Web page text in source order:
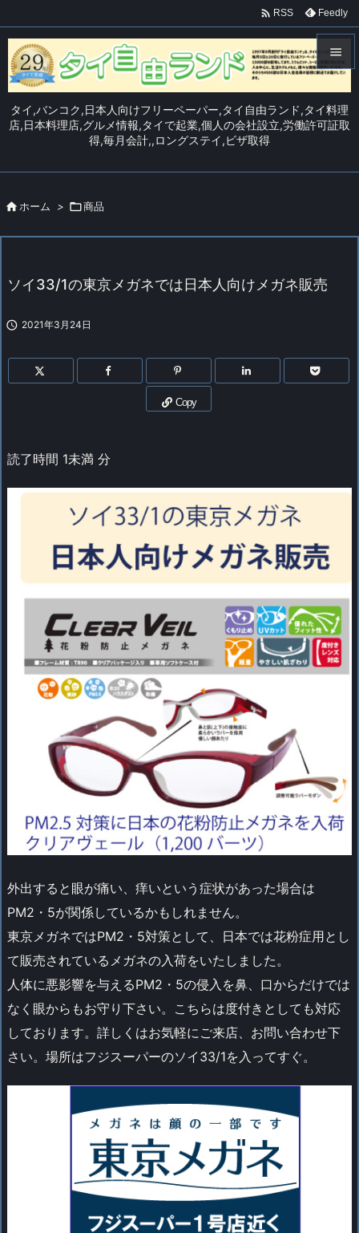
タイ,バンコク,日本人向けフリーペーパー,タイ自由ランド,タイ料理
店,日本料理店,グルメ情報,タイで起業,個人の会社設立,労働許可証取
得,毎月会計,,ロングステイ,ビザ取得

メニュ


 RSS Feedly
 ホーム > 商品
ソイ33/1の東京メガネでは日本人向けメガネ販売
 2021年3月24日
Copy
読了時間 1未満 分
外出すると眼が痛い、痒いという症状があった場合は
PM2・5が関係しているかもしれません。
東京メガネではPM2・5対策として、日本では花粉症用とし
て販売されているメガネの入荷をいたしました。
人体に悪影響を与えるPM2・5の侵入を鼻、口からだけでは
なく眼からもお守り下さい。こちらは度付きとしても対応
しております。詳しくはお気軽にご来店、お問い合わせ下
さい。場所はフジスーパーのソイ33/1を入ってすぐ。